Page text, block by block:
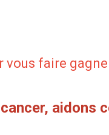
vous faire
aidons